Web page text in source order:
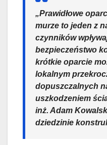
„Prawidłowe
murze to jeden z
czynników
bezpieczeństwo
krótkie oparcie
lokalnym
dopuszczalnych
uszkodzeniem
inż. Adam
dziedzinie